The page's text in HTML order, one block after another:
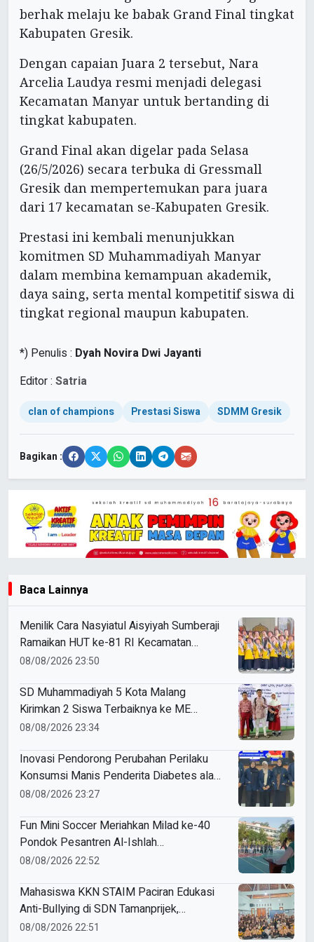
berhak melaju ke babak Grand Final tingkat
Kabupaten Gresik.
Dengan capaian Juara 2 tersebut, Nara
Arcelia Laudya resmi menjadi delegasi
Kecamatan Manyar untuk bertanding di
tingkat kabupaten.
Grand Final akan digelar pada Selasa
(26/5/2026) secara terbuka di Gressmall
Gresik dan mempertemukan para juara
dari 17 kecamatan se-Kabupaten Gresik.
Prestasi ini kembali menunjukkan
komitmen SD Muhammadiyah Manyar
dalam membina kemampuan akademik,
daya saing, serta mental kompetitif siswa di
tingkat regional maupun kabupaten.
*) Penulis : Dyah Novira Dwi Jayanti
Editor : Satria
clan of champions Prestasi Siswa SDMM Gresik
Bagikan :
Baca Lainnya
Menilik Cara Nasyiatul Aisyiyah Sumberaji
Ramaikan HUT ke-81 RI Kecamatan
Sukodadi
08/08/2026 23:50
SD Muhammadiyah 5 Kota Malang
Kirimkan 2 Siswa Terbaiknya ke ME
Award 2026
08/08/2026 23:34
Inovasi Pendorong Perubahan Perilaku
Konsumsi Manis Penderita Diabetes ala
Mahasiswa Unesa
08/08/2026 23:27
Fun Mini Soccer Meriahkan Milad ke-40
Pondok Pesantren Al-Ishlah
Sendangagung
08/08/2026 22:52
Mahasiswa KKN STAIM Paciran Edukasi
Anti-Bullying di SDN Tamanprijek,
Tanamkan Empati Sejak Dini
08/08/2026 22:51